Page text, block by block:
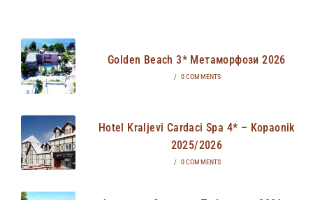
Golden Beach 3* Метаморфози 2026
/ 0 COMMENTS
Hotel Kraljevi Cardaci Spa 4* – Kopaonik
2025/2026
/ 0 COMMENTS